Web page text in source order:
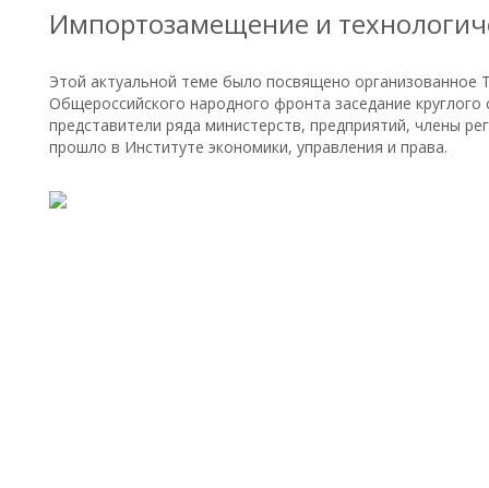
Импортозамещение и
Этой актуальной теме было посвящено организованное
Общероссийского народного фронта заседание
представители ряда министерств, предприятий, члены
прошло в Институте экономики, управления и права.